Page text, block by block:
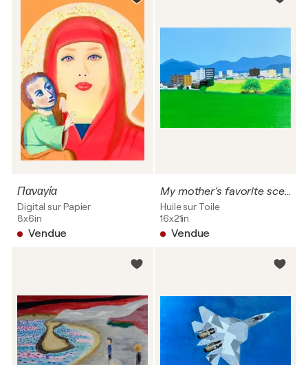
Παναγία
Digital sur Papier
8x6in
Vendue
My mother’s favorite scenery,daytime
Huile sur Toile
16x21in
Vendue